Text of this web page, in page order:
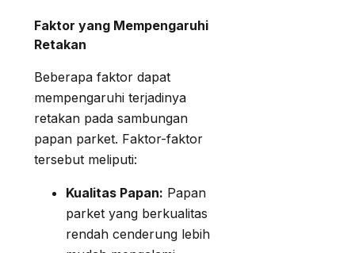
Faktor yang Mempengaruhi
Retakan
Beberapa faktor dapat
mempengaruhi terjadinya
retakan pada sambungan
papan parket. Faktor-faktor
tersebut meliputi:
Kualitas Papan: Papan
parket yang berkualitas
rendah cenderung lebih